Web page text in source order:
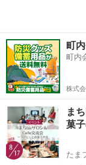
町
町内
株式
ま
菓
たま